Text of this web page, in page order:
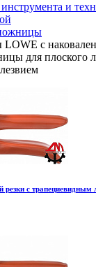
и
с
для плоского
с трапециевидным